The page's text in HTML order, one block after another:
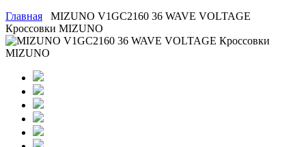
Главная
MIZUNO V1GC2160 36 WAVE VOLTAGE
Кроссовки MIZUNO